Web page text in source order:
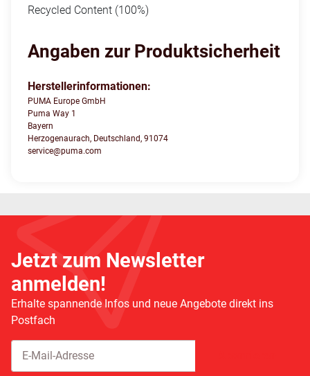
Recycled Content (100%)
Angaben zur Produktsicherheit
Herstellerinformationen:
PUMA Europe GmbH
Puma Way 1
Bayern
Herzogenaurach, Deutschland, 91074
service@puma.com
Jetzt zum Newsletter
anmelden!
Erhalte spannende Infos und neue Angebote direkt ins
Postfach